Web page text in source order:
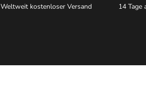
Weltweit kostenloser Versand
14 Tage